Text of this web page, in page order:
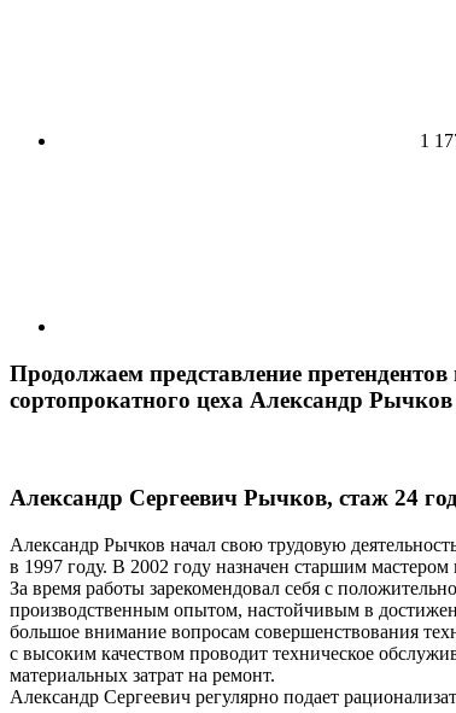
1
Продолжаем представление
сортопрокатного цеха Александр
Александр Сергеевич Рычков, стаж 24
Александр Рычков начал свою трудовую
в 1997 году. В 2002 году назначен старшим
За время работы зарекомендовал себя с
производственным опытом, настойчивым в
большое внимание вопросам совершенствования
с высоким качеством проводит техническое
материальных затрат на ремонт.
Александр Сергеевич регулярно подает